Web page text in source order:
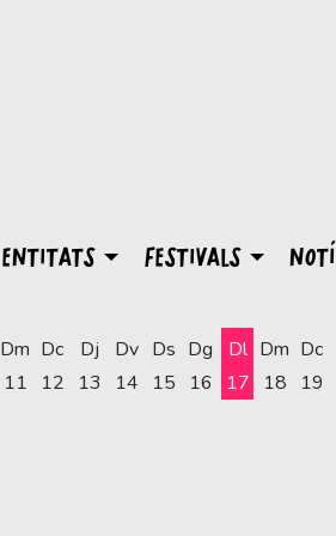
ENTITATS FESTIVALS
Dm
11
Dc
12
Dj
13
Dv
14
Ds
15
Dg
16
Dl
17
Dm
18
Dc
19